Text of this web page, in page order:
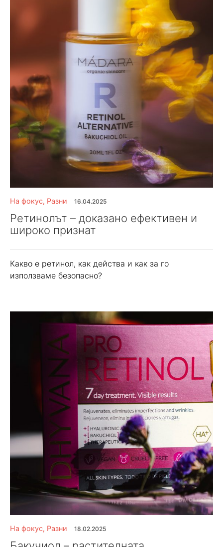
На фокус, Разни 16.04.2025
Ретинолът – доказано ефективен и
широко признат
Какво е ретинол, как действа и как за го
използваме безопасно?
На фокус, Разни 18.02.2025